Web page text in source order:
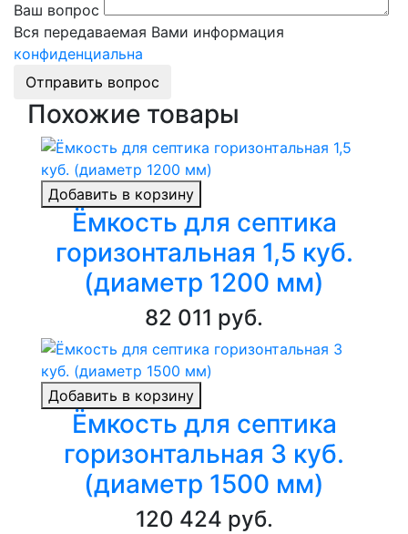
Ваш вопрос
Вся передаваемая Вами информация
конфиденциальна
Отправить вопрос
Похожие товары
Добавить в корзину
Ёмкость для септика
горизонтальная 1,5 куб.
(диаметр 1200 мм)
82 011 руб.
Добавить в корзину
Ёмкость для септика
горизонтальная 3 куб.
(диаметр 1500 мм)
120 424 руб.